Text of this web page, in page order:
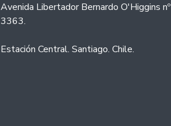
Avenida Libertador Bernardo O'Higgins nº
3363.
Estación Central. Santiago. Chile.